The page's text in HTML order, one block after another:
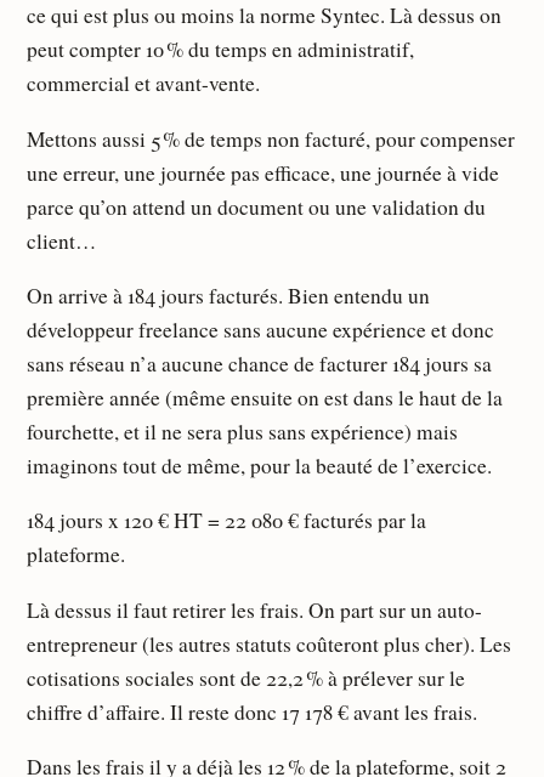
ce qui est plus ou moins la norme Syntec. Là dessus on
peut compter 10 % du temps en administratif,
commercial et avant-vente.
Mettons aussi 5 % de temps non facturé, pour compenser
une erreur, une journée pas efficace, une journée à vide
parce qu’on attend un document ou une validation du
client…
On arrive à 184 jours facturés. Bien entendu un
développeur freelance sans aucune expérience et donc
sans réseau n’a aucune chance de facturer 184 jours sa
première année (même ensuite on est dans le haut de la
fourchette, et il ne sera plus sans expérience) mais
imaginons tout de même, pour la beauté de l’exercice.
184 jours x 120 € HT = 22 080 € facturés par la
plateforme.
Là dessus il faut retirer les frais. On part sur un auto-
entrepreneur (les autres statuts coûteront plus cher). Les
cotisations sociales sont de 22,2 % à prélever sur le
chiffre d’affaire. Il reste donc 17 178 € avant les frais.
Dans les frais il y a déjà les 12 % de la plateforme, soit 2